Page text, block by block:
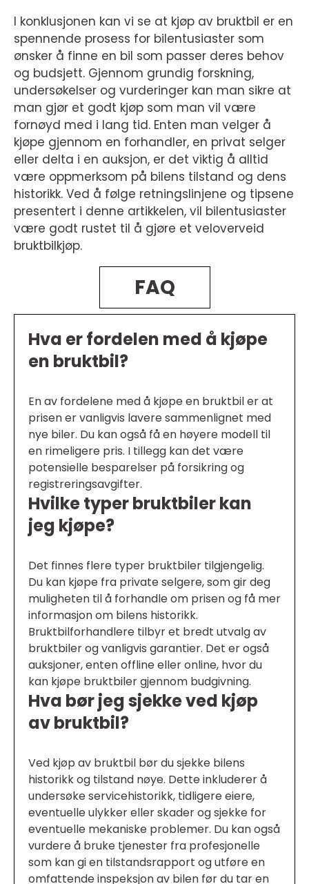
I konklusjonen kan vi se at kjøp av bruktbil er en
spennende prosess for bilentusiaster som
ønsker å finne en bil som passer deres behov
og budsjett. Gjennom grundig forskning,
undersøkelser og vurderinger kan man sikre at
man gjør et godt kjøp som man vil være
fornøyd med i lang tid. Enten man velger å
kjøpe gjennom en forhandler, en privat selger
eller delta i en auksjon, er det viktig å alltid
være oppmerksom på bilens tilstand og dens
historikk. Ved å følge retningslinjene og tipsene
presentert i denne artikkelen, vil bilentusiaster
være godt rustet til å gjøre et veloverveid
bruktbilkjøp.
FAQ
Hva er fordelen med å kjøpe
en bruktbil?
En av fordelene med å kjøpe en bruktbil er at
prisen er vanligvis lavere sammenlignet med
nye biler. Du kan også få en høyere modell til
en rimeligere pris. I tillegg kan det være
potensielle besparelser på forsikring og
registreringsavgifter.
Hvilke typer bruktbiler kan
jeg kjøpe?
Det finnes flere typer bruktbiler tilgjengelig.
Du kan kjøpe fra private selgere, som gir deg
muligheten til å forhandle om prisen og få mer
informasjon om bilens historikk.
Bruktbilforhandlere tilbyr et bredt utvalg av
bruktbiler og vanligvis garantier. Det er også
auksjoner, enten offline eller online, hvor du
kan kjøpe bruktbiler gjennom budgivning.
Hva bør jeg sjekke ved kjøp
av bruktbil?
Ved kjøp av bruktbil bør du sjekke bilens
historikk og tilstand nøye. Dette inkluderer å
undersøke servicehistorikk, tidligere eiere,
eventuelle ulykker eller skader og sjekke for
eventuelle mekaniske problemer. Du kan også
vurdere å bruke tjenester fra profesjonelle
som kan gi en tilstandsrapport og utføre en
omfattende inspeksjon av bilen før du tar en